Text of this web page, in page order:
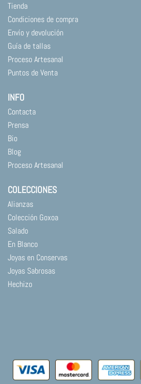
Tienda
Condiciones de compra
Envío y devolución
Guía de tallas
Proceso Artesanal
Puntos de Venta
INFO
Contacta
Prensa
Bio
Blog
Proceso Artesanal
COLECCIONES
Alianzas
Colección Goxoa
Salado
En Blanco
Joyas en Conservas
Joyas Sabrosas
Hechizo